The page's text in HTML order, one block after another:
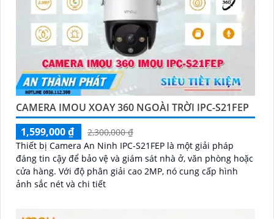
CAMERA IMOU XOAY 360 NGOÀI TRỜI IPC-S21FEP
1,599,000 ₫
2,300,000 ₫
Thiết bị Camera An Ninh IPC-S21FEP là một giải pháp
đáng tin cậy để bảo vệ và giám sát nhà ở, văn phòng hoặc
cửa hàng. Với độ phân giải cao 2MP, nó cung cấp hình
ảnh sắc nét và chi tiết